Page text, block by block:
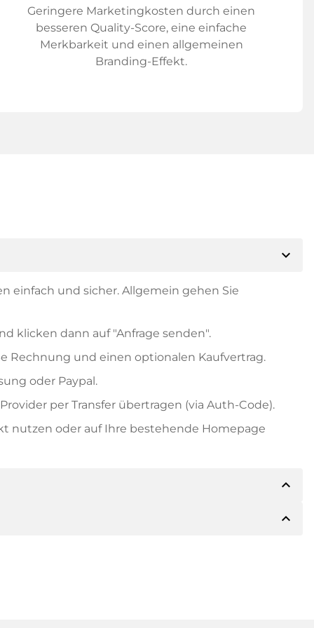
Geringere Marketingkosten durch einen
besseren Quality-Score, eine einfache
Merkbarkeit und einen allgemeinen
Branding-Effekt.
expand_more
einfach und sicher. Allgemein gehen Sie
klicken dann auf "Anfrage senden".
Rechnung und einen optionalen Kaufvertrag.
oder Paypal.
per Transfer übertragen (via Auth-Code).
nutzen oder auf Ihre bestehende Homepage
expand_less
der Zahlung mitteilen. Der Inhaber wird Ihnen
expand_less